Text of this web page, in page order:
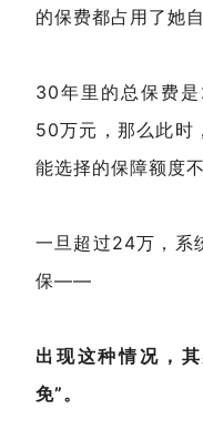
的保费都占用了她
30年里的总保费
50万元，那么此时
能选择的保障额度
一旦超过24万，系
保——
出现这种情况，
免”。